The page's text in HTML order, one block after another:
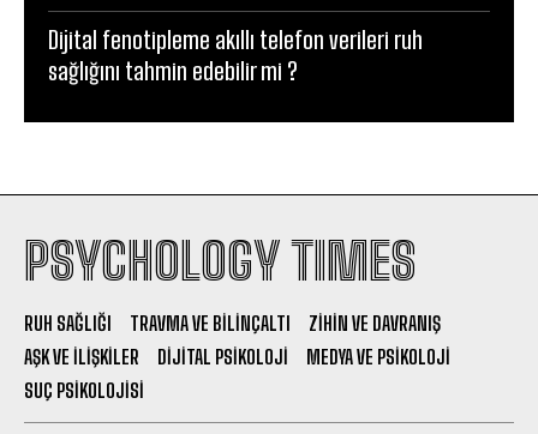
Dijital fenotipleme akıllı telefon verileri ruh
sağlığını tahmin edebilir mi ?
PSYCHOLOGY TIMES
RUH SAĞLIĞI TRAVMA VE BILINÇALTI
ZIHIN VE DAVRANIŞ
AŞK VE İLIŞKILER
DIJITAL PSIKOLOJI
MEDYA VE PSIKOLOJI
SUÇ PSIKOLOJISI